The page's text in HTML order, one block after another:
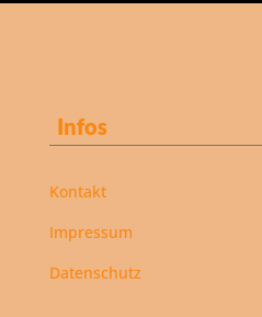
Infos
Kontakt
Impressum
Datenschutz